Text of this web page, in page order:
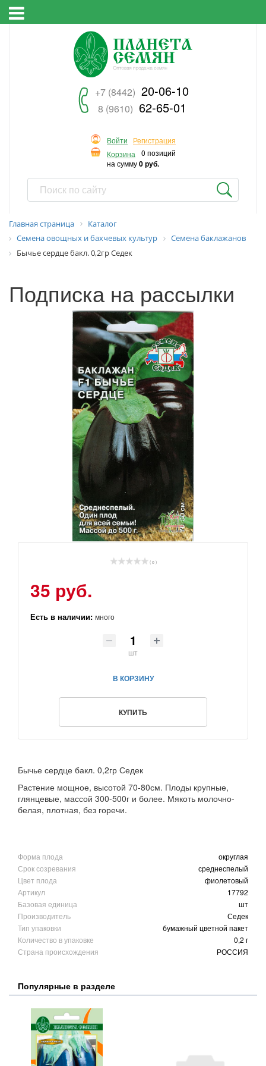
+7 (8442) 20-06-10
8 (9610) 62-65-01
Войти
Регистрация
Корзина
0 позиций
на сумму0 руб.
Главная страница
Каталог
Семена овощных и бахчевых культур
Семена баклажанов
Бычье сердце бакл. 0,2гр Седек
Подписка на рассылки
( 0 )
35 руб.
Есть в наличии: много
шт
В КОРЗИНУ
КУПИТЬ
Бычье сердце бакл. 0,2гр Седек
Растение мощное, высотой 70-80см. Плоды крупные,
глянцевые, массой 300-500г и более. Мякоть молочно-
белая, плотная, без горечи.
Форма плода
округлая
Срок созревания
среднеспелый
Цвет плода
фиолетовый
Артикул
17792
Базовая единица
шт
Производитель
Седек
Тип упаковки
бумажный цветной пакет
Количество в упаковке
0,2 г
Страна происхождения
РОССИЯ
Популярные в разделе